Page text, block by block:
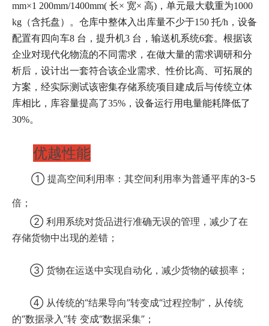
mm×1 200mm/1400mm( 长× 宽× 高)，单元最大载重为1000
kg（含托盘）。仓库中整体入出库量不少于150 托/h，设备
配置有四向车8 台，提升机3 台，输送机系统6套。根据该
企业对现代化物流的不同需求，在做大量的需求调研和分
析后，设计出一套符合该企业需求、性价比高、可拓展的
方案，经实际测试该密集存储系统项目建成后与传统立体
库相比，库容量提高了35%，设备运行用电量能耗降低了
30%。
优越性能
① 提高空间利用率：其空间利用率为普通平库的3-5
倍；
② 利用系统对货品进行准确无误的管理，减少了在
存储货物中出现的差错；
③ 货物在运送中实现自动化，减少货物的破损率；
④ 从传统的“结果导向”转变成“过程控制”，从传统
的“数据录入”转 变成“数据采集”；